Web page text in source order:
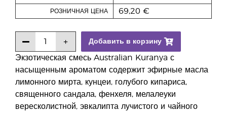
Экзотическая смесь Australian Kuranya с
насыщенным ароматом содержит эфирные масла
лимонного мирта, кунцеи, голубого кипариса,
священного сандала, фенхеля, мелалеуки
вересколистной, эвкалипта лучистого и чайного
РОЗНИЧНАЯ ЦЕНА 69,20 €
Добавить в корзину